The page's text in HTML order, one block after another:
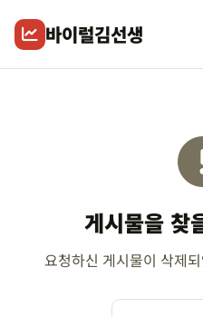
바이럴김선생
게시물을 찾
요청하신 게시물이 삭제